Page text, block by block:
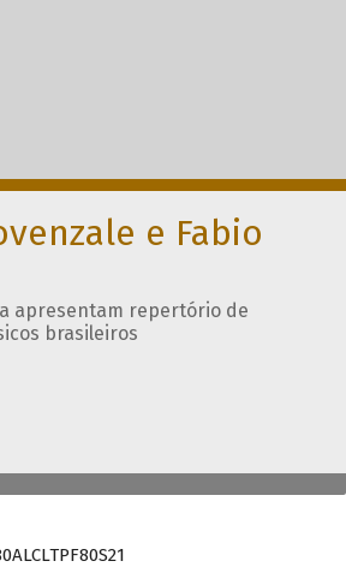
e Fabio
apresentam repertório de
brasileiros